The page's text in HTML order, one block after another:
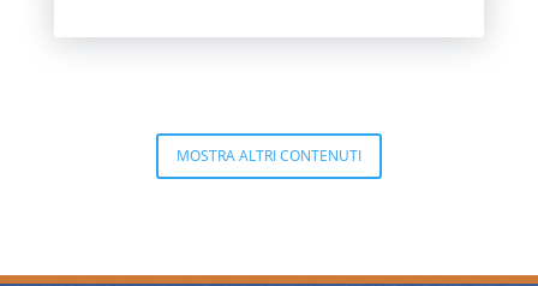
MOSTRA ALTRI CONTENUTI